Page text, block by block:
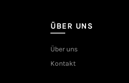
ÜBER UNS
Über uns
Kontakt